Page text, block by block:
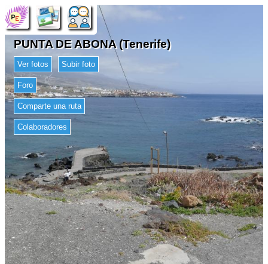
PUNTA DE ABONA (Tenerife)
Ver fotos Subir foto
Foro
Comparte una ruta
Colaboradores